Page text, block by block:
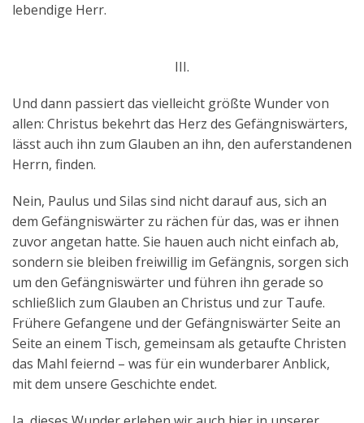
lebendige Herr.
III.
Und dann passiert das vielleicht größte Wunder von
allen: Christus bekehrt das Herz des Gefängniswärters,
lässt auch ihn zum Glauben an ihn, den auferstandenen
Herrn, finden.
Nein, Paulus und Silas sind nicht darauf aus, sich an
dem Gefängniswärter zu rächen für das, was er ihnen
zuvor angetan hatte. Sie hauen auch nicht einfach ab,
sondern sie bleiben freiwillig im Gefängnis, sorgen sich
um den Gefängniswärter und führen ihn gerade so
schließlich zum Glauben an Christus und zur Taufe.
Frühere Gefangene und der Gefängniswärter Seite an
Seite an einem Tisch, gemeinsam als getaufte Christen
das Mahl feiernd – was für ein wunderbarer Anblick,
mit dem unsere Geschichte endet.